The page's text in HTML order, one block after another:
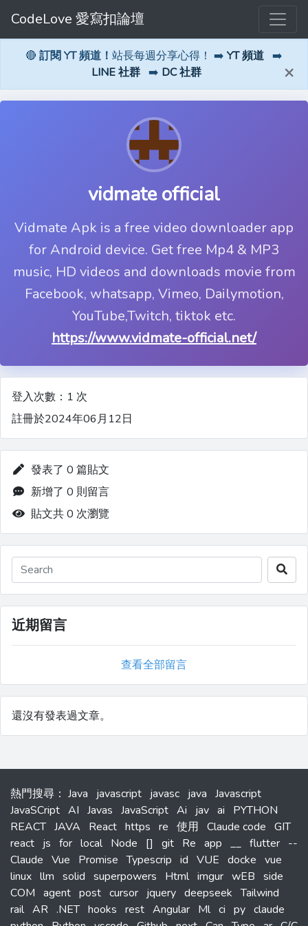
CodeLove 愛寫扣論壇
🔴 訂閱 YT 頻道！ 站長每週分享心得！ ➡️ YT 頻道 ➡️
LINE 社群 ➡️ DC 社群 ×
vidmate official
Vidmate Apk is a free video downloader app
for Android device. Get free Mp4 & MP3
music, HD videos and downloads movie from
Facebook, whatsapp, Vimeo, Dailymotion,
YouTube,Twitch, tiktok etc.
https://www.vidmate-official.net/
登入次數：1 次
註冊於2024年06月12日
發表了 0 篇貼文
新增了 0 則留言
貼文共 0 次瀏覽
近期留言
查看全部留言
還沒有發表過文章。
熱門搜尋 ： Java javascript javasc java Javascript
JavaSCript AI Javas JavaScript Ai jav ai
PYTHON
REACT JAVA React https re 使用 Claude code GIT
react js for local Node [] git Re app __ flutter --
Claude Vue Promise Typescrip id VUE docke vue
linux llm solid superpowers Html imgur wEB side
COM agent post cursor jquery deepseek Tailwind
rail AR .NET hooks rest Angular Ml ci py claude